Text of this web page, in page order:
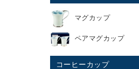
マグカップ
ペアマグカップ
コーヒーカップ